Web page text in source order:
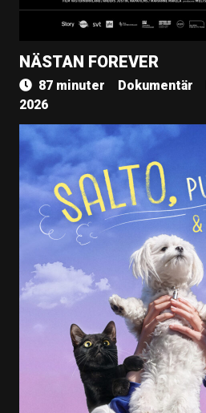
NÄSTAN FOREVER
87 minuter Dokumentär
2026